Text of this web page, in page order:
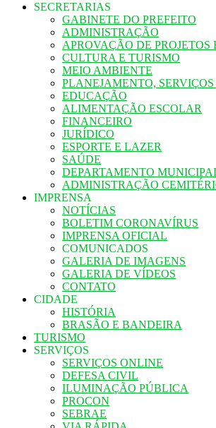
SECRETARIAS
GABINETE DO PREFEITO
ADMINISTRAÇÃO
APROVAÇÃO DE PROJETOS
CULTURA E TURISMO
MEIO AMBIENTE
PLANEJAMENTO,
EDUCAÇÃO
ALIMENTAÇÃO ESCOLAR
FINANCEIRO
JURÍDICO
ESPORTE E LAZER
SAÚDE
DEPARTAMENTO
ADMINISTRAÇÃO
IMPRENSA
NOTÍCIAS
BOLETIM CORONAVÍRUS
IMPRENSA OFICIAL
COMUNICADOS
GALERIA DE IMAGENS
GALERIA DE VÍDEOS
CONTATO
CIDADE
HISTÓRIA
BRASÃO E BANDEIRA
TURISMO
SERVIÇOS
SERVIÇOS ONLINE
DEFESA CIVIL
ILUMINAÇÃO PÚBLICA
PROCON
SEBRAE